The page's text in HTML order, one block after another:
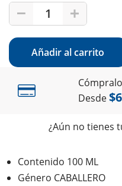
1
Añadir al carrito
Desde
¿Aún no tienes
Contenido 100 ML
Género CABALLERO